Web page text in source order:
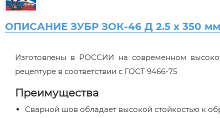
ОПИСАНИЕ ЗУБР ЗОК-46 Д 2.5 х 350 мм,
Изготовлены в РОССИИ на современном
рецептуре в соответствии с ГОСТ 9466-75
Преимущества
Сварной шов обладает высокой стойкостью к